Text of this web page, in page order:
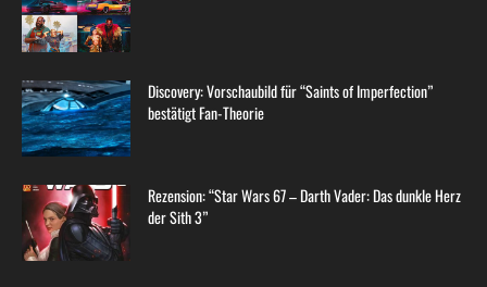
Discovery: Vorschaubild für “Saints of Imperfection”
bestätigt Fan-Theorie
Rezension: “Star Wars 67 – Darth Vader: Das dunkle Herz
der Sith 3”